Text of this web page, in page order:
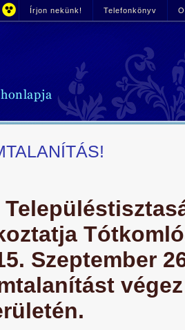
Írjon nekünk! Telefonkönyv
Szeptember